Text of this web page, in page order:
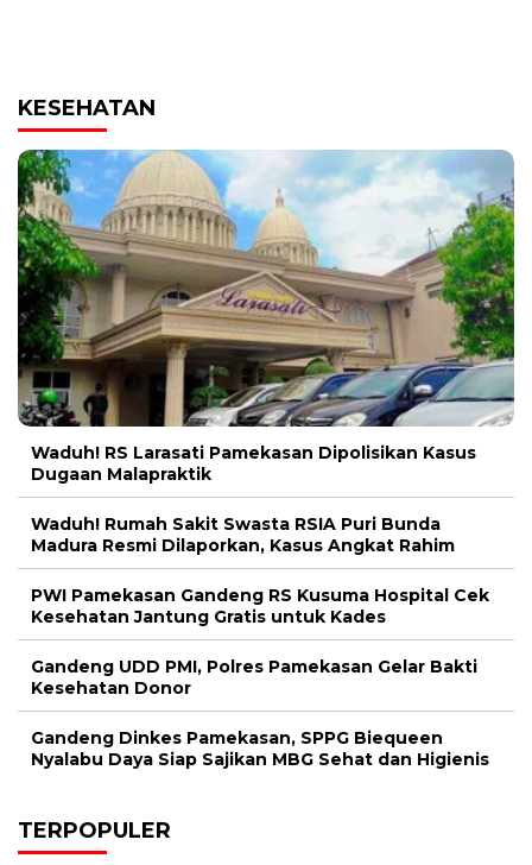
KESEHATAN
Waduh! RS Larasati Pamekasan Dipolisikan Kasus
Dugaan Malapraktik
Waduh! Rumah Sakit Swasta RSIA Puri Bunda
Madura Resmi Dilaporkan, Kasus Angkat Rahim
PWI Pamekasan Gandeng RS Kusuma Hospital Cek
Kesehatan Jantung Gratis untuk Kades
Gandeng UDD PMI, Polres Pamekasan Gelar Bakti
Kesehatan Donor
Gandeng Dinkes Pamekasan, SPPG Biequeen
Nyalabu Daya Siap Sajikan MBG Sehat dan Higienis
TERPOPULER